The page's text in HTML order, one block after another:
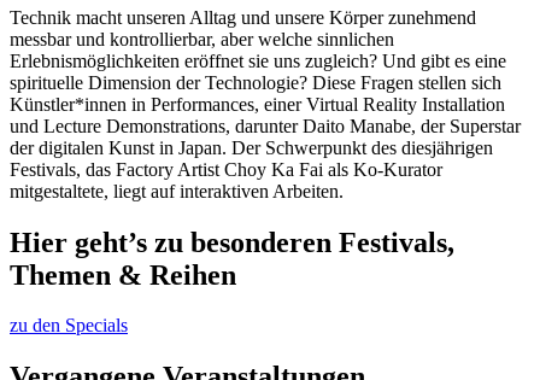
Technik macht unseren Alltag und unsere Körper zunehmend
messbar und kontrollierbar, aber welche sinnlichen
Erlebnismöglichkeiten eröffnet sie uns zugleich? Und gibt es eine
spirituelle Dimension der Technologie? Diese Fragen stellen sich
Künstler*innen in Performances, einer Virtual Reality Installation
und Lecture Demonstrations, darunter Daito Manabe, der Superstar
der digitalen Kunst in Japan. Der Schwerpunkt des diesjährigen
Festivals, das Factory Artist Choy Ka Fai als Ko-Kurator
mitgestaltete, liegt auf interaktiven Arbeiten.
Hier geht’s zu besonderen Festivals,
Themen & Reihen
zu den Specials